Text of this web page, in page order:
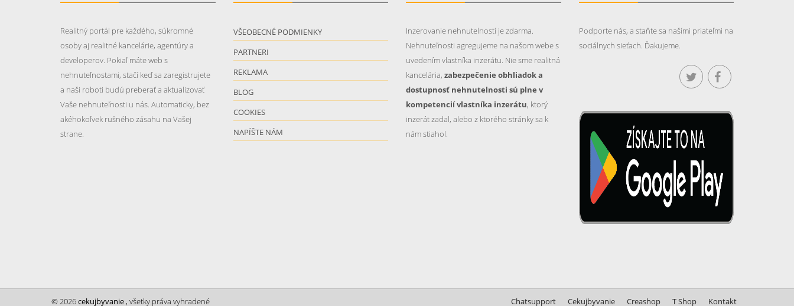
Realitný portál pre každého, súkromné
osoby aj realitné kancelárie, agentúry a
developerov. Pokiaľ máte web s
nehnuteľnostami, stačí keď sa zaregistrujete
a naši roboti budú preberať a aktualizovať
Vaše nehnuteľnosti u nás. Automaticky, bez
akéhokoľvek rušného zásahu na Vašej
strane.
VŠEOBECNÉ PODMIENKY
PARTNERI
REKLAMA
BLOG
COOKIES
NAPÍŠTE NÁM
Inzerovanie nehnutelností je zdarma.
Nehnuteľnosti agregujeme na našom webe s
uvedením vlastníka inzerátu. Nie sme realitná
kancelária, zabezpečenie obhliadok a
dostupnosť nehnutelnosti sú plne v
kompetencií vlastníka inzerátu, ktorý
inzerát zadal, alebo z ktorého stránky sa k
nám stiahol.
Podporte nás, a staňte sa našími priateľmi na
sociálnych sieťach. Ďakujeme.
© 2026cekujbyvanie , všetky práva vyhradené Chatsupport Cekujbyvanie Creashop T Shop Kontakt